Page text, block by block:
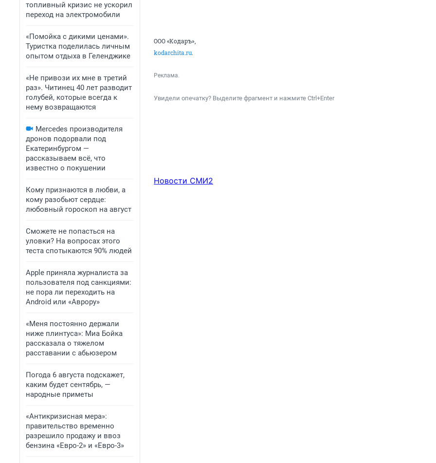
топливный кризис не ускорил
переход на электромобили
«Помойка с дикими ценами».
Туристка поделилась личным
опытом отдыха в Геленджике
«Не привози их мне в третий
раз». Читинец 40 лет разводит
голубей, которые всегда к
нему возвращаются
Mercedes производителя
дронов подорвали под
Екатеринбургом —
рассказываем всё, что
известно о покушении
Кому признаются в любви, а
кому разобьют сердце:
любовный гороскоп на август
Сможете не попасться на
уловки? На вопросах этого
теста спотыкаются 90% людей
Apple приняла журналиста за
пользователя под санкциями:
не пора ли переходить на
Android или «Аврору»
«Меня постоянно держали
ниже плинтуса»: Миа Бойка
рассказала о тяжелом
расставании с абьюзером
Погода 6 августа подскажет,
каким будет сентябрь, —
народные приметы
«Антикризисная мера»:
правительство временно
разрешило продажу и ввоз
бензина «Евро-2» и «Евро-3»
ООО «Кодаръ»,
kodarchita.ru.
Реклама.
Увидели опечатку? Выделите фрагмент и нажмите Ctrl+Enter
Новости СМИ2